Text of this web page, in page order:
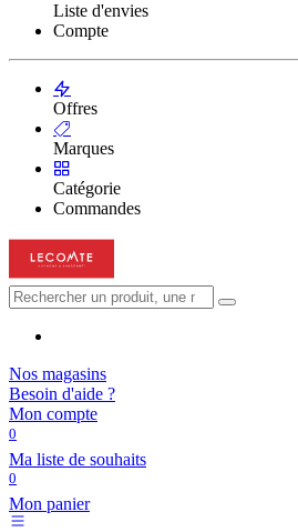
Liste d'envies
Compte
Offres
Marques
Catégorie
Commandes
Nos magasins
Besoin d'aide ?
Mon compte
0
Ma liste de souhaits
0
Mon panier